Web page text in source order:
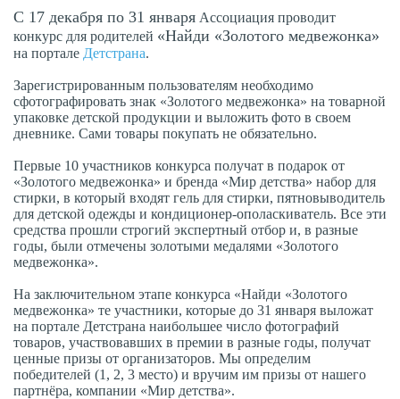
С 17 декабря по 31 января Ассоциация проводит
конкурс для родителей «Найди «Золотого медвежонка»
на портале Детстрана.
Зарегистрированным пользователям необходимо
сфотографировать знак «Золотого медвежонка» на товарной
упаковке детской продукции и выложить фото в своем
дневнике. Сами товары покупать не обязательно.
Первые 10 участников конкурса получат в подарок от
«Золотого медвежонка» и бренда «Мир детства» набор для
стирки, в который входят гель для стирки, пятновыводитель
для детской одежды и кондиционер-ополаскиватель. Все эти
средства прошли строгий экспертный отбор и, в разные
годы, были отмечены золотыми медалями «Золотого
медвежонка».
На заключительном этапе конкурса «Найди «Золотого
медвежонка» те участники, которые до 31 января выложат
на портале Детстрана наибольшее число фотографий
товаров, участвовавших в премии в разные годы, получат
ценные призы от организаторов. Мы определим
победителей (1, 2, 3 место) и вручим им призы от нашего
партнёра, компании «Мир детства».